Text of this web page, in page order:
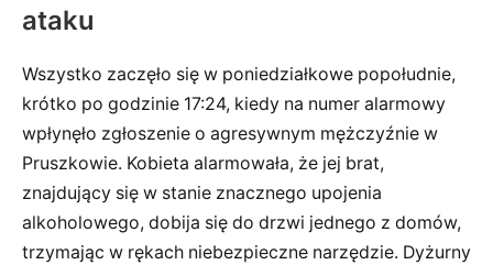
ataku
Wszystko zaczęło się w poniedziałkowe popołudnie,
krótko po godzinie 17:24, kiedy na numer alarmowy
wpłynęło zgłoszenie o agresywnym mężczyźnie w
Pruszkowie. Kobieta alarmowała, że jej brat,
znajdujący się w stanie znacznego upojenia
alkoholowego, dobija się do drzwi jednego z domów,
trzymając w rękach niebezpieczne narzędzie. Dyżurny